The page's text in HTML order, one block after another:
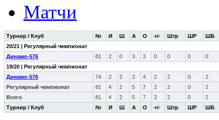
Матчи
Турнир / Клуб № И Ш А О +/- Штр ШР ШБ
Турнир / Клуб № И Ш А О +/- Штр ШР ШБ
20/21 | Регулярный чемпионат
Динамо-576
81 2 0 3 3 0 0 0
0
19/20 | Регулярный чемпионат
Динамо-576
74 2 2 2 4 2 2 0
2
Регулярный чемпионат
81 4 2 5 7 2 2 0
2
Всего
81 4 2 5 7 2 2 0 2